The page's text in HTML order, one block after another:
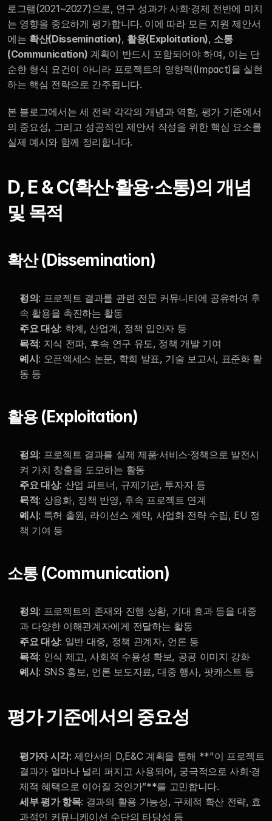
Experts
로그램(2021~2027)으로, 연구 성과가 사회·경제 전반에 미치
는 영향을 중요하게 평가합니다. 이에 따라 모든 지원 제안서
에는 확산(Dissemination), 활용(Exploitation), 소통
(Communication) 계획이 반드시 포함되어야 하며, 이는 단
순한 형식 요건이 아니라 프로젝트의 영향력(Impact)을 실현
하는 핵심 전략으로 간주됩니다.
본 블로그에서는 세 전략 각각의 개념과 역할, 평가 기준에서
의 중요성, 그리고 성공적인 제안서 작성을 위한 핵심 요소를
실제 예시와 함께 정리합니다.
D, E & C(확산·활용·소통)의 개념
및 목적
확산 (Dissemination)
정의: 프로젝트 결과를 관련 전문 커뮤니티에 공유하여 후
속 활용을 촉진하는 활동
주요 대상: 학계, 산업계, 정책 입안자 등
목적: 지식 전파, 후속 연구 유도, 정책 개발 기여
예시: 오픈액세스 논문, 학회 발표, 기술 보고서, 표준화 활
동 등
활용 (Exploitation)
정의: 프로젝트 결과를 실제 제품·서비스·정책으로 발전시
켜 가치 창출을 도모하는 활동
주요 대상: 산업 파트너, 규제기관, 투자자 등
목적: 상용화, 정책 반영, 후속 프로젝트 연계
예시: 특허 출원, 라이선스 계약, 사업화 전략 수립, EU 정
책 기여 등
소통 (Communication)
정의: 프로젝트의 존재와 진행 상황, 기대 효과 등을 대중
과 다양한 이해관계자에게 전달하는 활동
주요 대상: 일반 대중, 정책 관계자, 언론 등
목적: 인식 제고, 사회적 수용성 확보, 공공 이미지 강화
예시: SNS 홍보, 언론 보도자료, 대중 행사, 팟캐스트 등
평가 기준에서의 중요성
평가자 시각: 제안서의 D,E&C 계획을 통해 **"이 프로젝트
결과가 얼마나 널리 퍼지고 사용되어, 궁극적으로 사회·경
제적 혜택으로 이어질 것인가”**를 고민합니다.
세부 평가 항목: 결과의 활용 가능성, 구체적 확산 전략, 효
과적인 커뮤니케이션 수단의 타당성 등